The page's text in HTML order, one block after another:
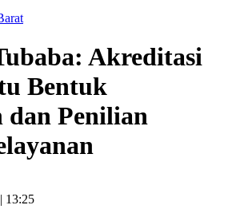
Akreditasi
Bentuk
dan Penilian
13:25